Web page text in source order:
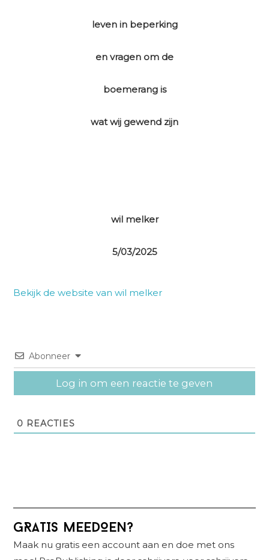
leven in beperking
en vragen om de
boemerang is
wat wij gewend zijn
wil melker
5/03/2025
Bekijk de website van wil melker
Abonneer
Log in om een reactie te geven
0 REACTIES
Primaire
Sidebar
GRATIS MEEDOEN?
Maak nu gratis een account aan en doe met ons